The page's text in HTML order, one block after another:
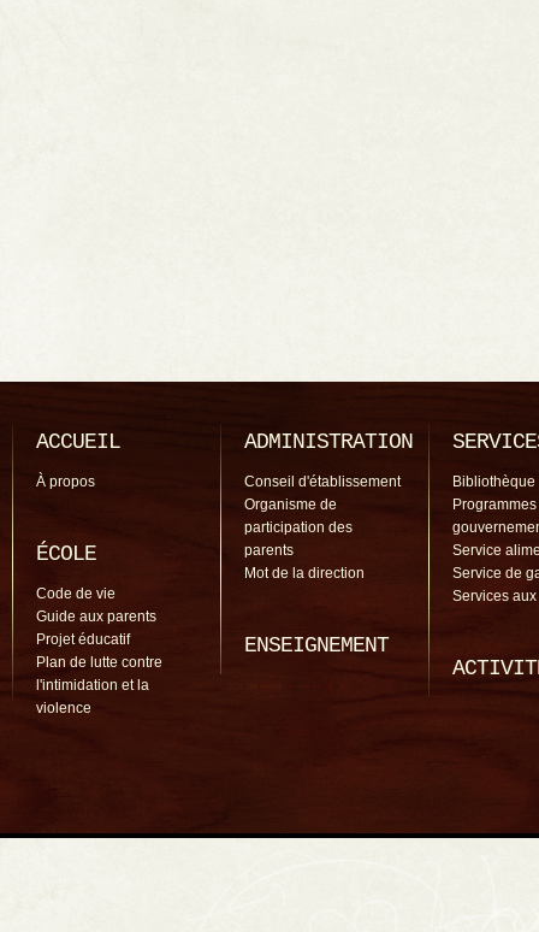
ACCUEIL
À propos
ÉCOLE
Code de vie
Guide aux parents
Projet éducatif
Plan de lutte contre
l'intimidation et la
violence
ADMINISTRATION
Conseil d'établissement
Organisme de
participation des
parents
Mot de la direction
ENSEIGNEMENT
Bibliothèque
Programmes
Service
Service de
Services